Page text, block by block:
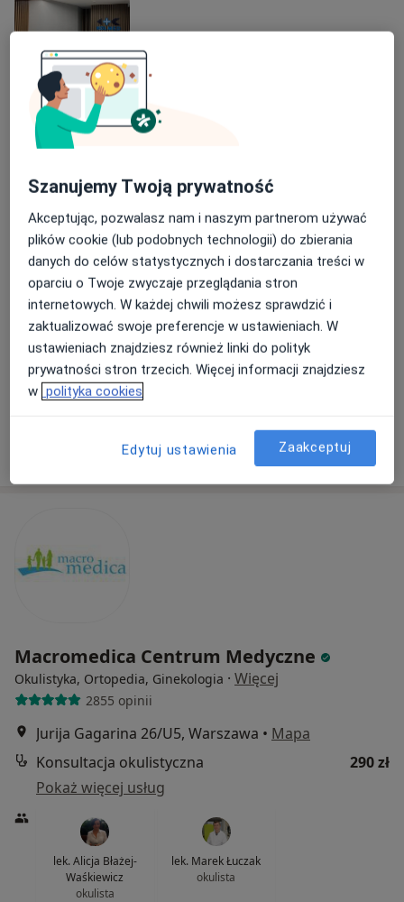
Bezpieczne płatności
Kolmed Kompleksowa Obsługa Medyczna
Sp. z o.o.
Okulistyka, Chirurgia onkologiczna, Gastrologia
72 opinie
Bursztynowa 2c, Warszawa • Mapa
Konsultacja okulistyczna
280 zł
Pokaż więcej usług
lek. Bartosz Woźniak
okulista
okulista
Pokaż profil
Macromedica Centrum Medyczne
Okulistyka, Ortopedia, Ginekologia · Więcej
2855 opinii
Jurija Gagarina 26/U5, Warszawa • Mapa
Konsultacja okulistyczna
290 zł
Pokaż więcej usług
lek. Alicja Błażej-
Waśkiewicz
okulista
lek. Marek Łuczak
okulista
Szanujemy Twoją prywatność
Akceptując, pozwalasz nam i naszym partnerom używać
plików cookie (lub podobnych technologii) do zbierania
danych do celów statystycznych i dostarczania treści w
oparciu o Twoje zwyczaje przeglądania stron
internetowych. W każdej chwili możesz sprawdzić i
zaktualizować swoje preferencje w ustawieniach. W
ustawieniach znajdziesz również linki do polityk
prywatności stron trzecich. Więcej informacji znajdziesz
w polityka cookies
Edytuj ustawienia Zaakceptuj